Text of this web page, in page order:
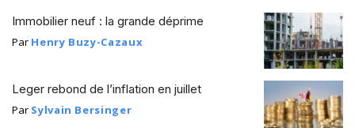
Immobilier neuf : la grande déprime
Par Henry Buzy-Cazaux
Leger rebond de l’inflation en juillet
Par Sylvain Bersinger